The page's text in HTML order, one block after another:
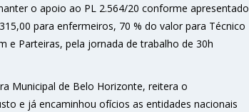
o apoio ao PL 2.564/20 conforme apresentado
para enfermeiros, 70 % do valor para Técnico
e Parteiras, pela jornada de trabalho de 30h
Municipal de Belo Horizonte, reitera o
e já encaminhou ofícios as entidades nacionais